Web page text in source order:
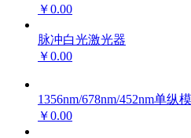
￥0.00
脉冲白光激光器
￥0.00
1356nm/678nm/452nm单纵
￥0.00